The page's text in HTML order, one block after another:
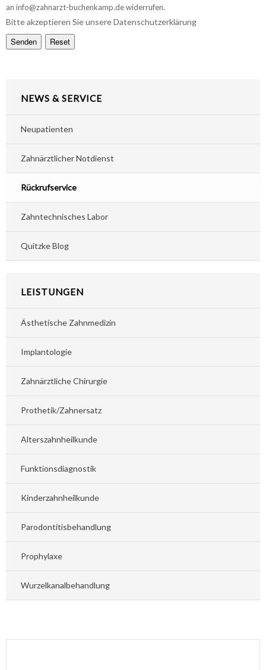
an info@zahnarzt-buchenkamp.de widerrufen.
Bitte akzeptieren Sie unsere Datenschutzerklärung
NEWS & SERVICE
Neupatienten
Zahnärztlicher Notdienst
Rückrufservice
Zahntechnisches Labor
Quitzke Blog
LEISTUNGEN
Ästhetische Zahnmedizin
Implantologie
Zahnärztliche Chirurgie
Prothetik/Zahnersatz
Alterszahnheilkunde
Funktionsdiagnostik
Kinderzahnheilkunde
Parodontitisbehandlung
Prophylaxe
Wurzelkanalbehandlung